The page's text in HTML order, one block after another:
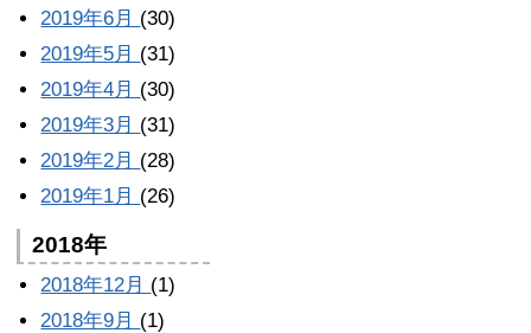
2019年6月 (30)
2019年5月 (31)
2019年4月 (30)
2019年3月 (31)
2019年2月 (28)
2019年1月 (26)
2018年
2018年12月 (1)
2018年9月 (1)